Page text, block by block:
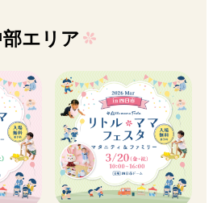
部エリア